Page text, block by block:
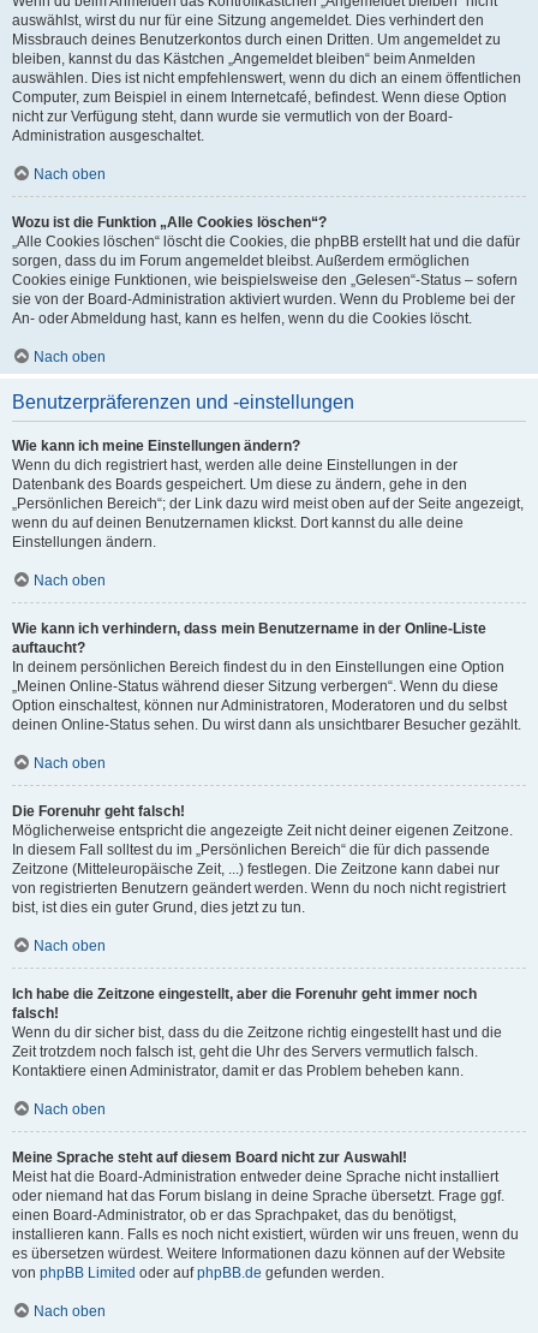
auswählst, wirst du nur für eine Sitzung angemeldet. Dies verhindert den
Missbrauch deines Benutzerkontos durch einen Dritten. Um angemeldet zu
bleiben, kannst du das Kästchen „Angemeldet bleiben“ beim Anmelden
auswählen. Dies ist nicht empfehlenswert, wenn du dich an einem öffentlichen
Computer, zum Beispiel in einem Internetcafé, befindest. Wenn diese Option
nicht zur Verfügung steht, dann wurde sie vermutlich von der Board-
Administration ausgeschaltet.
Nach oben
Wozu ist die Funktion „Alle Cookies löschen“?
„Alle Cookies löschen“ löscht die Cookies, die phpBB erstellt hat und die dafür
sorgen, dass du im Forum angemeldet bleibst. Außerdem ermöglichen
Cookies einige Funktionen, wie beispielsweise den „Gelesen“-Status – sofern
sie von der Board-Administration aktiviert wurden. Wenn du Probleme bei der
An- oder Abmeldung hast, kann es helfen, wenn du die Cookies löscht.
Nach oben
Benutzerpräferenzen und -einstellungen
Wie kann ich meine Einstellungen ändern?
Wenn du dich registriert hast, werden alle deine Einstellungen in der
Datenbank des Boards gespeichert. Um diese zu ändern, gehe in den
„Persönlichen Bereich“; der Link dazu wird meist oben auf der Seite angezeigt,
wenn du auf deinen Benutzernamen klickst. Dort kannst du alle deine
Einstellungen ändern.
Nach oben
Wie kann ich verhindern, dass mein Benutzername in der Online-Liste
auftaucht?
In deinem persönlichen Bereich findest du in den Einstellungen eine Option
„Meinen Online-Status während dieser Sitzung verbergen“. Wenn du diese
Option einschaltest, können nur Administratoren, Moderatoren und du selbst
deinen Online-Status sehen. Du wirst dann als unsichtbarer Besucher gezählt.
Nach oben
Die Forenuhr geht falsch!
Möglicherweise entspricht die angezeigte Zeit nicht deiner eigenen Zeitzone.
In diesem Fall solltest du im „Persönlichen Bereich“ die für dich passende
Zeitzone (Mitteleuropäische Zeit, ...) festlegen. Die Zeitzone kann dabei nur
von registrierten Benutzern geändert werden. Wenn du noch nicht registriert
bist, ist dies ein guter Grund, dies jetzt zu tun.
Nach oben
Ich habe die Zeitzone eingestellt, aber die Forenuhr geht immer noch
falsch!
Wenn du dir sicher bist, dass du die Zeitzone richtig eingestellt hast und die
Zeit trotzdem noch falsch ist, geht die Uhr des Servers vermutlich falsch.
Kontaktiere einen Administrator, damit er das Problem beheben kann.
Nach oben
Meine Sprache steht auf diesem Board nicht zur Auswahl!
Meist hat die Board-Administration entweder deine Sprache nicht installiert
oder niemand hat das Forum bislang in deine Sprache übersetzt. Frage ggf.
einen Board-Administrator, ob er das Sprachpaket, das du benötigst,
installieren kann. Falls es noch nicht existiert, würden wir uns freuen, wenn du
es übersetzen würdest. Weitere Informationen dazu können auf der Website
von phpBB Limited oder aufphpBB.de gefunden werden.
Nach oben